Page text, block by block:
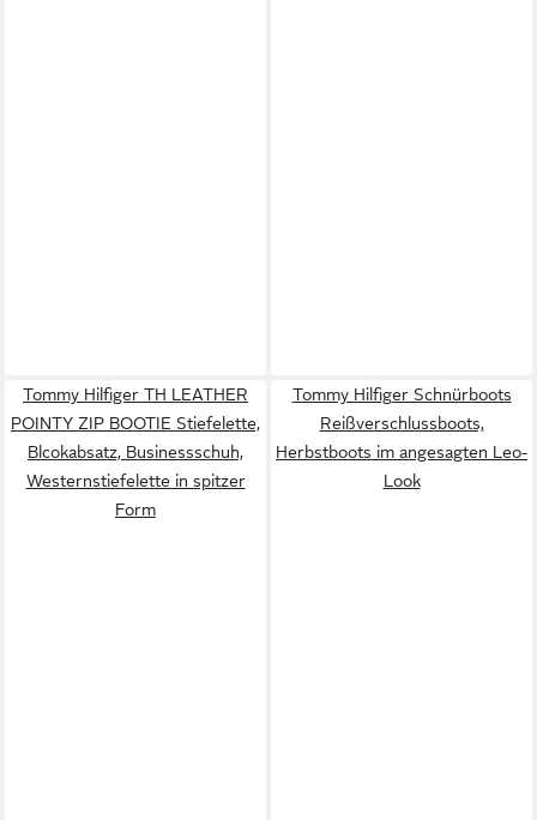
Tommy Hilfiger TH LEATHER
POINTY ZIP BOOTIE Stiefelette,
Blcokabsatz, Businessschuh,
Westernstiefelette in spitzer
Form
Tommy Hilfiger Schnürboots
Reißverschlussboots,
Herbstboots im angesagten Leo-
Look